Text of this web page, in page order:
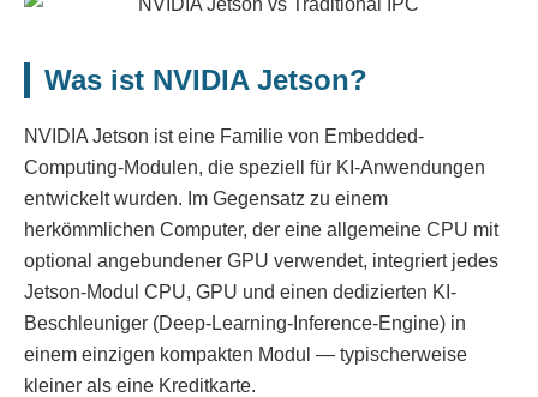
Was ist NVIDIA Jetson?
NVIDIA Jetson ist eine Familie von Embedded-
Computing-Modulen, die speziell für KI-Anwendungen
entwickelt wurden. Im Gegensatz zu einem
herkömmlichen Computer, der eine allgemeine CPU mit
optional angebundener GPU verwendet, integriert jedes
Jetson-Modul CPU, GPU und einen dedizierten KI-
Beschleuniger (Deep-Learning-Inference-Engine) in
einem einzigen kompakten Modul — typischerweise
kleiner als eine Kreditkarte.